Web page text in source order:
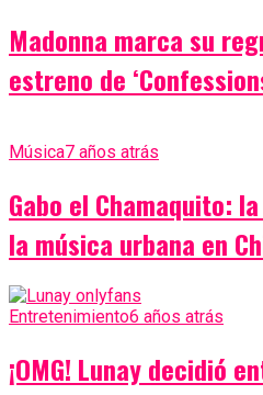
Madonna marca su
estreno de
Música7 años atrás
Gabo el Chamaquito:
la música urbana en
Entretenimiento6 años atrás
¡OMG! Lunay decidió